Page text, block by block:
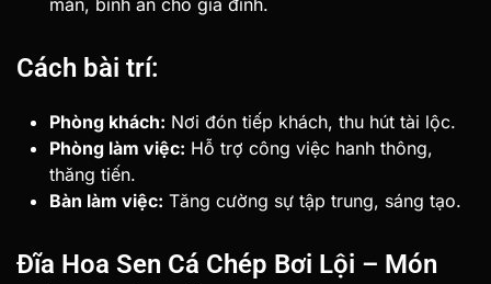
mắn, bình an cho gia đình.
Cách bài trí:
Phòng khách: Nơi đón tiếp khách, thu hút tài lộc.
Phòng làm việc: Hỗ trợ công việc hanh thông,
thăng tiến.
Bàn làm việc: Tăng cường sự tập trung, sáng tạo.
Đĩa Hoa Sen Cá Chép Bơi Lội – Món